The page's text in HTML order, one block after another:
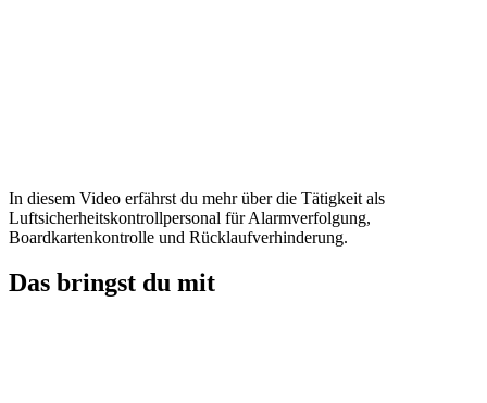
In diesem Video erfährst du mehr über die Tätigkeit als
Luftsicherheitskontrollpersonal für Alarmverfolgung,
Boardkartenkontrolle und Rücklaufverhinderung.
Das bringst du mit